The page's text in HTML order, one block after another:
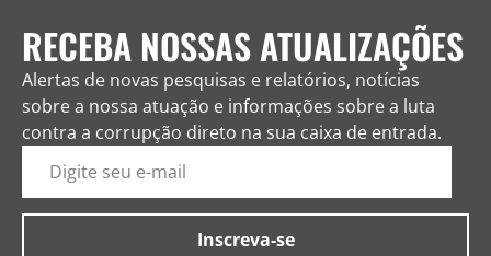
RECEBA NOSSAS ATUALIZAÇÕES
Alertas de novas pesquisas e relatórios, notícias
sobre a nossa atuação e informações sobre a luta
contra a corrupção direto na sua caixa de entrada.